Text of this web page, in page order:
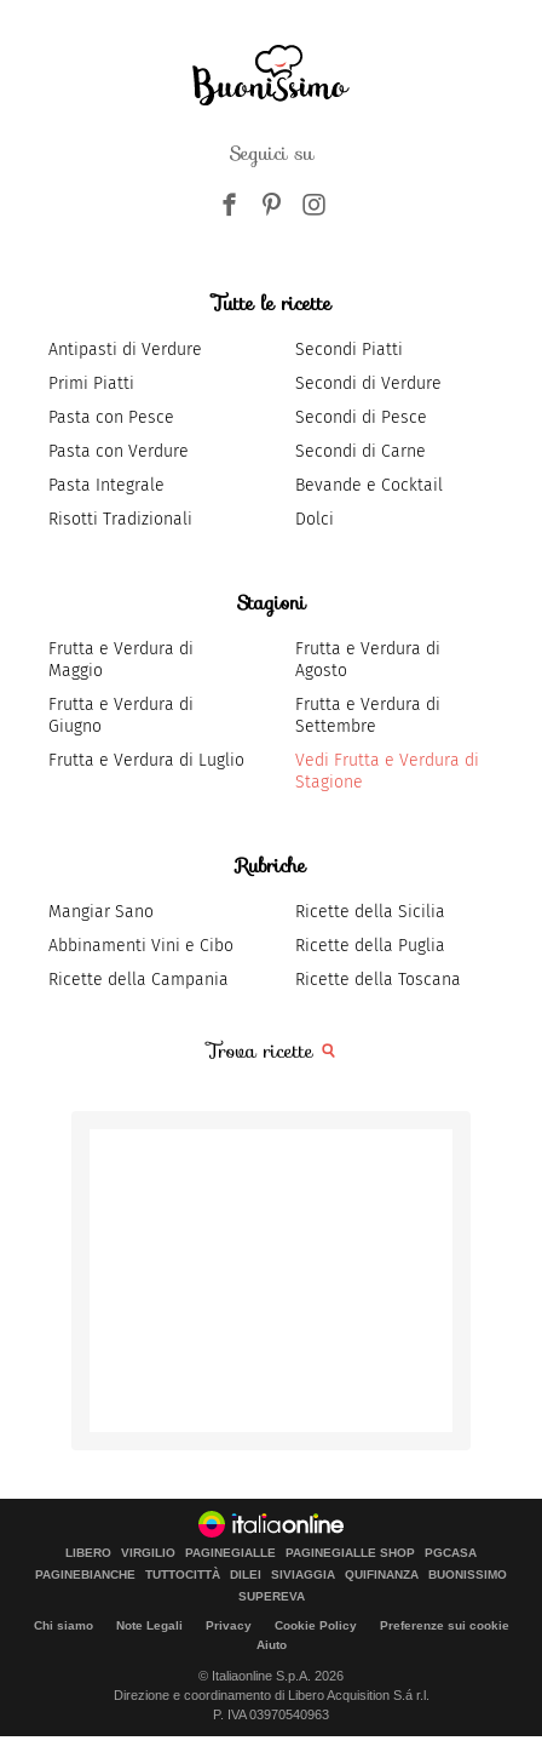
Seguici su
Tutte le ricette
Antipasti di Verdure
Primi Piatti
Pasta con Pesce
Pasta con Verdure
Pasta Integrale
Risotti Tradizionali
Secondi Piatti
Secondi di Verdure
Secondi di Pesce
Secondi di Carne
Bevande e Cocktail
Dolci
Stagioni
Frutta e Verdura di
Maggio
Frutta e Verdura di
Giugno
Frutta e Verdura di Luglio
Frutta e Verdura di
Agosto
Frutta e Verdura di
Settembre
Vedi Frutta e Verdura di
Stagione
Rubriche
Mangiar Sano
Abbinamenti Vini e Cibo
Ricette della Campania
Ricette della Sicilia
Ricette della Puglia
Ricette della Toscana
Trova ricette
LIBERO VIRGILIO PAGINEGIALLE PAGINEGIALLE SHOP
PGCASA
PAGINEBIANCHE
TUTTOCITTÀ DILEI SIVIAGGIA QUIFINANZA
BUONISSIMO
SUPEREVA
Chi siamo Note Legali Privacy Cookie Policy
Preferenze sui cookie
Aiuto
© Italiaonline S.p.A. 2026
Direzione e coordinamento di Libero Acquisition S.á r.l.
P. IVA 03970540963